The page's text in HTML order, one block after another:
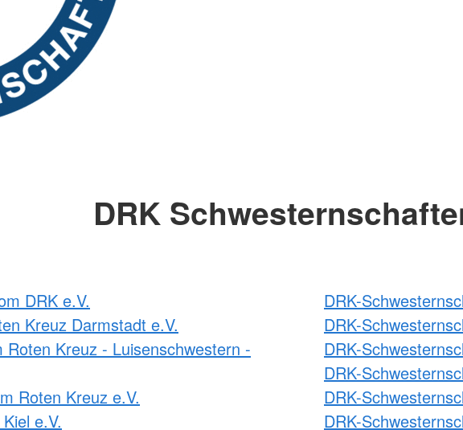
DRK
DRK e.V.
Kreuz Darmstadt e.V.
Kreuz - Luisenschwestern -
Roten Kreuz e.V.
e.V.
DRK-
DRK-
DRK-
DRK-
DRK-
DRK-